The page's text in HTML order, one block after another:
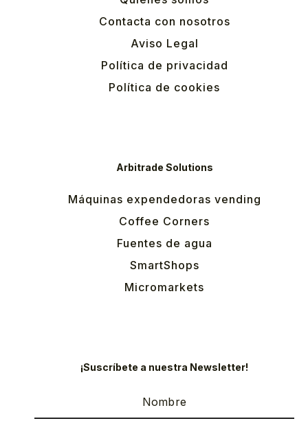
Contacta con nosotros
Aviso Legal
Política de privacidad
Política de cookies
Arbitrade Solutions
Máquinas expendedoras vending
Coffee Corners
Fuentes de agua
SmartShops
Micromarkets
¡Suscríbete a nuestra Newsletter!